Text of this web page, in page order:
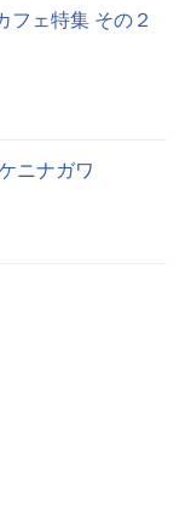
フェ特集 その２
ニナガワ